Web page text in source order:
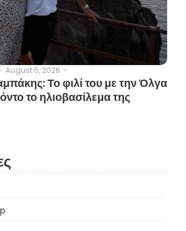
August 5, 2026 -
Το φιλί του με την Όλγα
το ηλιοβασίλεμα της